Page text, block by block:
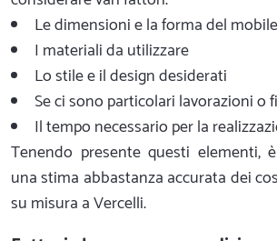
Le dimensioni e la forma del mobile
I materiali da utilizzare
Lo stile e il design desiderati
Se ci sono particolari lavorazioni o
Il tempo necessario per la
Tenendo presente questi elementi,
una stima abbastanza accurata dei
su misura a Vercelli.